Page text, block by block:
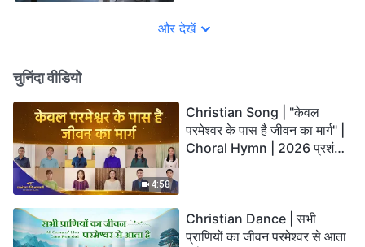
और देखें
चुनिंदा वीडियो
4:58
Christian Song | "केवल
परमेश्वर के पास है जीवन का मार्ग" |
Choral Hymn | 2026 प्रशंसा
Christian Dance | सभी
प्राणियों का जीवन परमेश्वर से आता